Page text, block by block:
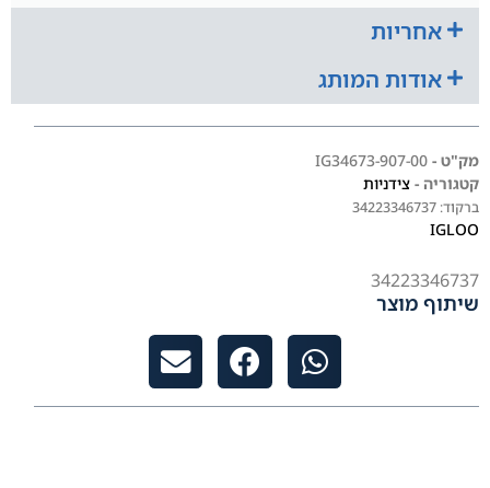
אחריות
אודות המותג
מק"ט - IG34673-907-00
קטגוריה - צידניות
ברקוד: 34223346737
IGLOO
34223346737
שיתוף מוצר